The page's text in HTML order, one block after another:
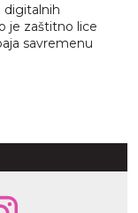
digitalnih
je zaštitno lice
savremenu